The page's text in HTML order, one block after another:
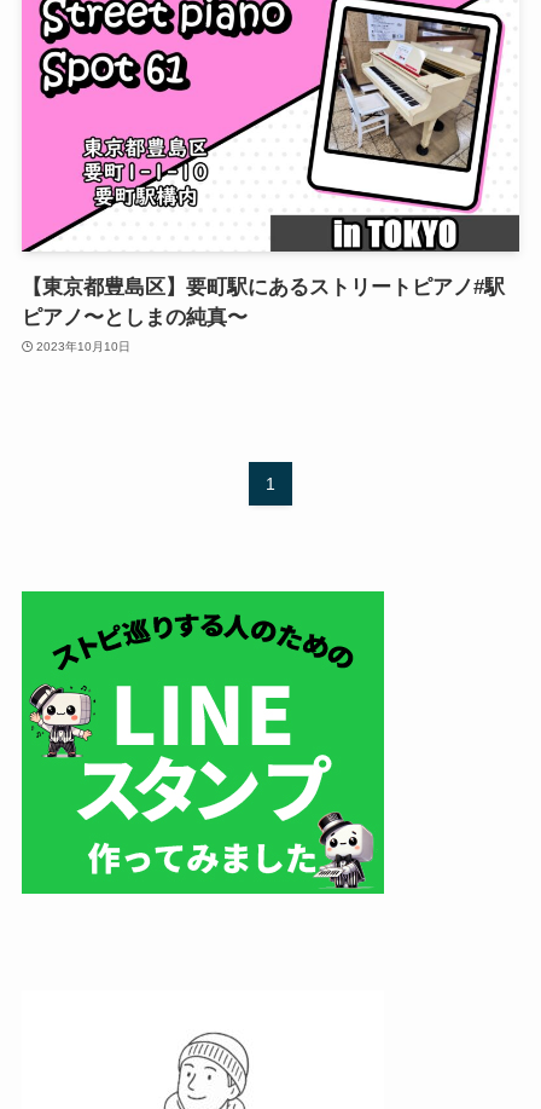
【東京都豊島区】要町駅にあるストリートピアノ#駅
ピアノ〜としまの純真〜
2023年10月10日
1